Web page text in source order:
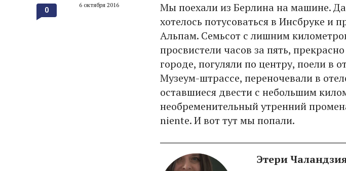
6 октября 2016
Мы поехали из Берлина на машине.
хотелось потусоваться в Инсбруке и
Альпам. Семьсот с лишним
просвистели часов за пять,
городе, погуляли по центру, поели в
Музеум-штрассе, переночевали в
оставшиеся двести с небольшим
необременительный утренний
niente. И вот тут мы попали.
Этери
0